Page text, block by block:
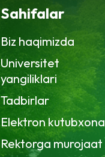
Sahifalar
Biz haqimizda
Universitet
yangiliklari
Tadbirlar
Elektron kutubxona
Rektorga murojaat